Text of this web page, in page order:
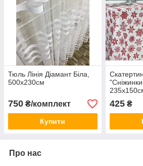
Тюль Лінія Діамант Біла,
500х230см
750 ₴/комплект
Купити
425₴
Про нас